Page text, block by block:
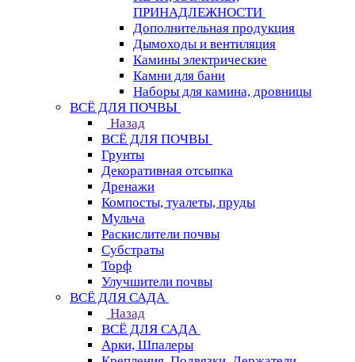
ПРИНАДЛЕЖНОСТИ
Дополнительная продукция
Дымоходы и вентиляция
Камины электрические
Камни для бани
Наборы для камина, дровницы
ВСЁ ДЛЯ ПОЧВЫ
Назад
ВСЁ ДЛЯ ПОЧВЫ
Грунты
Декоративная отсыпка
Дренажи
Компосты, туалеты, пруды
Мульча
Раскислители почвы
Субстраты
Торф
Улучшители почвы
ВСЁ ДЛЯ САДА
Назад
ВСЁ ДЛЯ САДА
Арки, Шпалеры